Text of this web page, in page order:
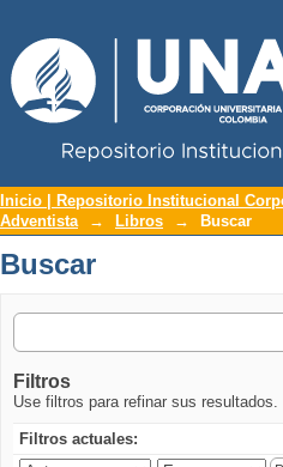
Buscar
Inicio | Repositorio Institucional
Adventista
→ Libros → Buscar
Buscar
Filtros
Use filtros para refinar sus resultados.
Filtros actuales: